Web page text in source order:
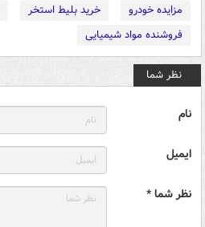
مزایده خودرو
خرید بلیط استخر
فروشنده مواد شیمیایی
نظر شما
نام
ایمیل
نظر شما *